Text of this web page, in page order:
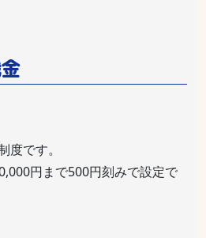
度です。
円まで500円刻みで設定で